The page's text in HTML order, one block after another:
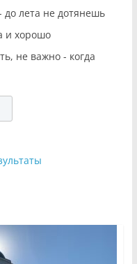
до лета не дотянешь
и хорошо
не важно - когда